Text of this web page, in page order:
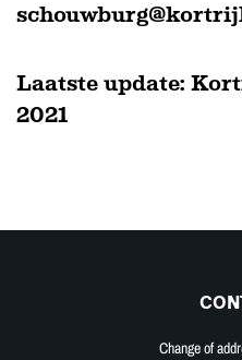
Laatste update:
2021
Change of